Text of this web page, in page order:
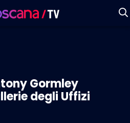
Gormley
degli Uffizi